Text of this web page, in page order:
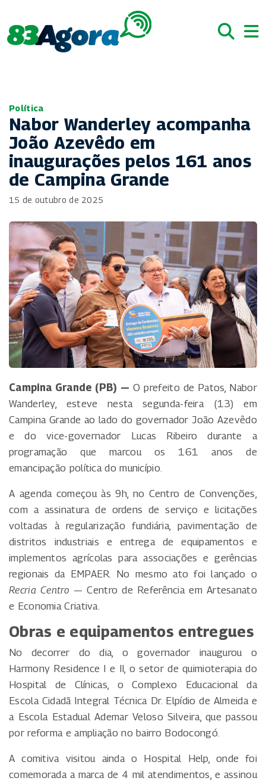
Política
Nabor Wanderley acompanha
João Azevêdo em
inaugurações pelos 161 anos
de Campina Grande
15 de outubro de 2025
Campina Grande (PB) — O prefeito de Patos, Nabor
Wanderley, esteve nesta segunda-feira (13) em
Campina Grande ao lado do governador João Azevêdo
e do vice-governador Lucas Ribeiro durante a
programação que marcou os 161 anos de
emancipação política do município.
A agenda começou às 9h, no Centro de Convenções,
com a assinatura de ordens de serviço e licitações
voltadas à regularização fundiária, pavimentação de
distritos industriais e entrega de equipamentos e
implementos agrícolas para associações e gerências
regionais da EMPAER. No mesmo ato foi lançado o
Recria Centro — Centro de Referência em Artesanato
e Economia Criativa.
Obras e equipamentos entregues
No decorrer do dia, o governador inaugurou o
Harmony Residence I e II, o setor de quimioterapia do
Hospital de Clínicas, o Complexo Educacional da
Escola Cidadã Integral Técnica Dr. Elpídio de Almeida e
a Escola Estadual Ademar Veloso Silveira, que passou
por reforma e ampliação no bairro Bodocongó.
A comitiva visitou ainda o Hospital Help, onde foi
comemorada a marca de 4 mil atendimentos, e assinou